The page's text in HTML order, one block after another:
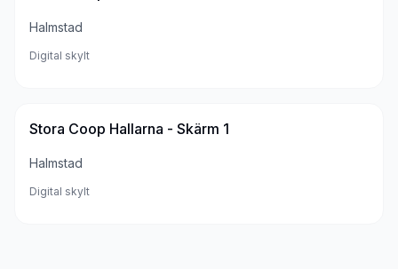
Halmstad
Digital skylt
Stora Coop Hallarna - Skärm 1
Halmstad
Digital skylt